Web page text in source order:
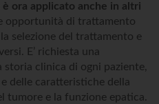
è ora applicato anche in altri
opportunità di trattamento
selezione del trattamento e
E’ richiesta una
clinica di ogni paziente,
delle caratteristiche della
tumore e la funzione epatica.